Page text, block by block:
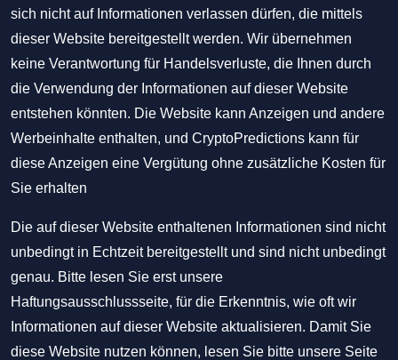
sich nicht auf Informationen verlassen dürfen, die mittels
dieser Website bereitgestellt werden. Wir übernehmen
keine Verantwortung für Handelsverluste, die Ihnen durch
die Verwendung der Informationen auf dieser Website
entstehen könnten. Die Website kann Anzeigen und andere
Werbeinhalte enthalten, und CryptoPredictions kann für
diese Anzeigen eine Vergütung ohne zusätzliche Kosten für
Sie erhalten
Die auf dieser Website enthaltenen Informationen sind nicht
unbedingt in Echtzeit bereitgestellt und sind nicht unbedingt
genau. Bitte lesen Sie erst unsere
Haftungsausschlussseite, für die Erkenntnis, wie oft wir
Informationen auf dieser Website aktualisieren. Damit Sie
diese Website nutzen können, lesen Sie bitte unsere Seite